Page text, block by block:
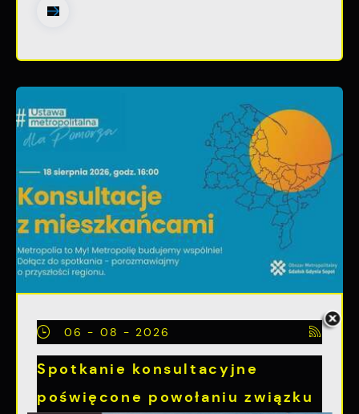
06 - 08 - 2026
Spotkanie konsultacyjne
poświęcone powołaniu związku